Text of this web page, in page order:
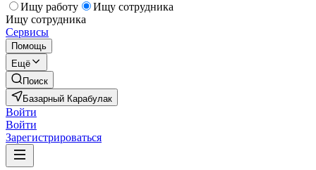
Ищу работу
Ищу сотрудника
Ищу сотрудника
Сервисы
Помощь
Ещё
Поиск
Базарный Карабулак
Войти
Войти
Зарегистрироваться